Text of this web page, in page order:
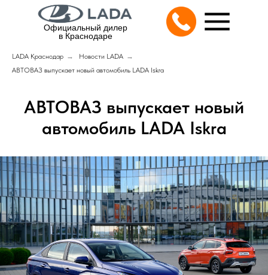
Официальный дилер
в Краснодаре
LADA Краснодар → Новости LADA →
АВТОВАЗ выпускает новый автомобиль LADA Iskra
АВТОВАЗ выпускает новый
автомобиль LADA Iskra